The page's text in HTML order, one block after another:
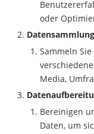
oder
Sammeln
Media,
Bereinigen
Daten, um